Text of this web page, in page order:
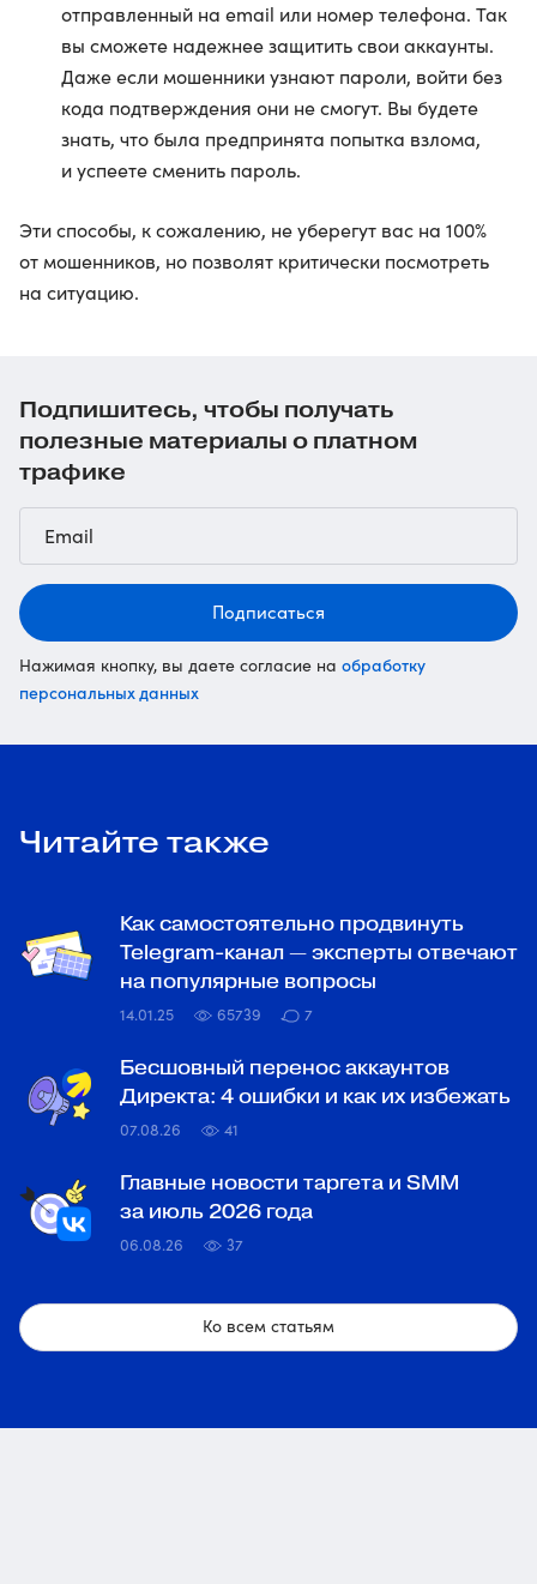
отправленный на email или номер телефона. Так
вы сможете надежнее защитить свои аккаунты.
Даже если мошенники узнают пароли, войти без
кода подтверждения они не смогут. Вы будете
знать, что была предпринята попытка взлома,
и успеете сменить пароль.
Эти способы, к сожалению, не уберегут вас на 100%
от мошенников, но позволят критически посмотреть
на ситуацию.
Подпишитесь, чтобы получать
полезные материалы о платном
трафике
Подписаться
Нажимая кнопку, вы даете согласие на обработку
персональных данных
Читайте также
Как самостоятельно продвинуть
Telegram-канал — эксперты отвечают
на популярные вопросы
14.01.25 65739 7
Бесшовный перенос аккаунтов
Директа: 4 ошибки и как их избежать
07.08.26 41
Главные новости таргета и SMM
за июль 2026 года
06.08.26 37
Ко всем статьям